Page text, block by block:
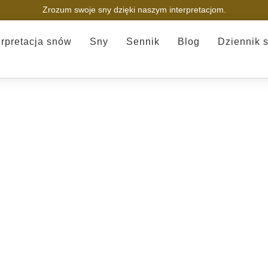
Zrozum swoje sny dzięki naszym interpretacjom.
snów Sny Sennik Blog Dziennik